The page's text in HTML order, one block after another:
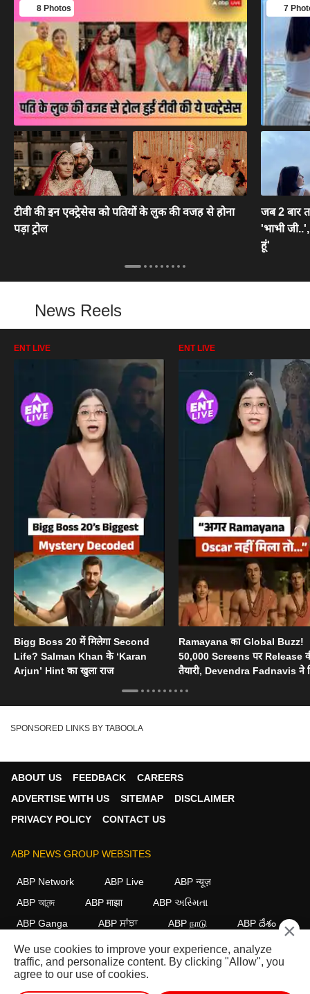
8 Photos
टीवी की इन एक्ट्रेसेस को पतियों के लुक की वजह से होना
पड़ा ट्रोल
7
जब 2 बार
'भाभी
हूं'
News Reels
ENT LIVE
Bigg Boss 20 में मिलेगा Second
Life? Salman Khan के ‘Karan
Arjun’ Hint का खुला राज
ENT LIVE
Ramayana का Global Buzz!
50,000 Screens पर Release
तैयारी, Devendra Fadnavis ने
SPONSORED LINKS BY TABOOLA
ABOUT US FEEDBACK
CAREERS
ADVERTISE WITH US
SITEMAP
DISCLAIMER
PRIVACY POLICY
CONTACT US
ABP NEWS GROUP WEBSITES
ABP Network ABP Live
ABP न्यूज़
ABP আনন্দ
ABP माझा
ABP અસ્મિતા
ABP Ganga
ABP ਸਾਂਝਾ ABP நாடு ABP దేశం
FOLLOW US
×
We use cookies to improve your experience, analyze
traffic, and personalize content. By clicking "Allow", you
agree to our use of cookies.